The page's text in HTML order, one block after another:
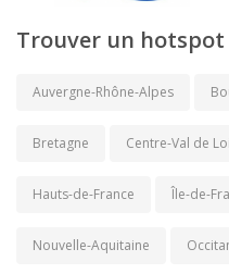
Trouver un
Auvergne-Rhône-Alpes
Bretagne Centre-Val de
Hauts-de-France Île-de-
Nouvelle-Aquitaine